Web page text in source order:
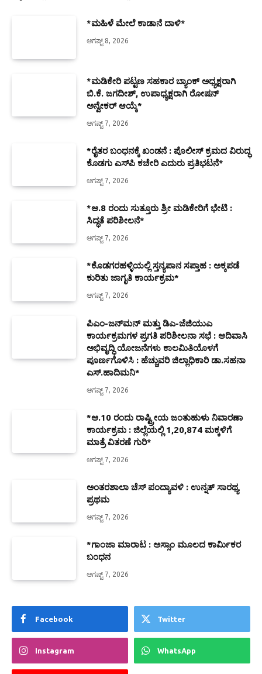
*ಮಹಿಳೆ ಮೇಲೆ ಕಾಡಾನೆ ದಾಳಿ*
ಆಗಷ್ಟ್ 8, 2026
*ಮಡಿಕೇರಿ ಪಟ್ಟಣ ಸಹಕಾರ ಬ್ಯಾಂಕ್ ಅಧ್ಯಕ್ಷರಾಗಿ
ಬಿ.ಕೆ. ಜಗದೀಶ್, ಉಪಾಧ್ಯಕ್ಷರಾಗಿ ರೋಷನ್
ಅನ್ವೇಕರ್ ಆಯ್ಕೆ*
ಆಗಷ್ಟ್ 7, 2026
*ರೈತರ ಬಂಧನಕ್ಕೆ ಖಂಡನೆ : ಪೊಲೀಸ್ ಕ್ರಮದ ವಿರುದ್ಧ
ಕೊಡಗು ಎಸ್‍ಪಿ ಕಚೇರಿ ಎದುರು ಪ್ರತಿಭಟನೆ*
ಆಗಷ್ಟ್ 7, 2026
*ಆ.8 ರಂದು ಸುತ್ತೂರು ಶ್ರೀ ಮಡಿಕೇರಿಗೆ ಭೇಟಿ :
ಸಿದ್ಧತೆ ಪರಿಶೀಲನೆ*
ಆಗಷ್ಟ್ 7, 2026
*ಕೊಡಗರಹಳ್ಳಿಯಲ್ಲಿ ಸ್ತನ್ಯಪಾನ ಸಪ್ತಾಹ : ಅಕ್ಕಪಡೆ
ಕುರಿತು ಜಾಗೃತಿ ಕಾರ್ಯಕ್ರಮ*
ಆಗಷ್ಟ್ 7, 2026
ಪಿಎಂ-ಜನ್‍ಮನ್ ಮತ್ತು ಡಿಎ-ಜೆಜಿಯುಎ
ಕಾರ್ಯಕ್ರಮಗಳ ಪ್ರಗತಿ ಪರಿಶೀಲನಾ ಸಭೆ : ಆದಿವಾಸಿ
ಅಭಿವೃದ್ಧಿ ಯೋಜನೆಗಳು ಕಾಲಮಿತಿಯೊಳಗೆ
ಪೂರ್ಣಗೊಳಿಸಿ : ಹೆಚ್ಚುವರಿ ಜಿಲ್ಲಾಧಿಕಾರಿ ಡಾ.ಸಹನಾ
ಎಸ್.ಹಾದಿಮನಿ*
ಆಗಷ್ಟ್ 7, 2026
*ಆ.10 ರಂದು ರಾಷ್ಟ್ರೀಯ ಜಂತುಹುಳು ನಿವಾರಣಾ
ಕಾರ್ಯಕ್ರಮ : ಜಿಲ್ಲೆಯಲ್ಲಿ 1,20,874 ಮಕ್ಕಳಿಗೆ
ಮಾತ್ರೆ ವಿತರಣೆ ಗುರಿ*
ಆಗಷ್ಟ್ 7, 2026
ಅಂತರಶಾಲಾ ಚೆಸ್ ಪಂದ್ಯಾವಳಿ : ಉನ್ನತ್ ಸಾರಥ್ಯ
ಪ್ರಥಮ
ಆಗಷ್ಟ್ 7, 2026
*ಗಾಂಜಾ ಮಾರಾಟ : ಅಸ್ಸಾಂ ಮೂಲದ ಕಾರ್ಮಿಕರ
ಬಂಧನ
ಆಗಷ್ಟ್ 7, 2026
Facebook Twitter
Instagram WhatsApp